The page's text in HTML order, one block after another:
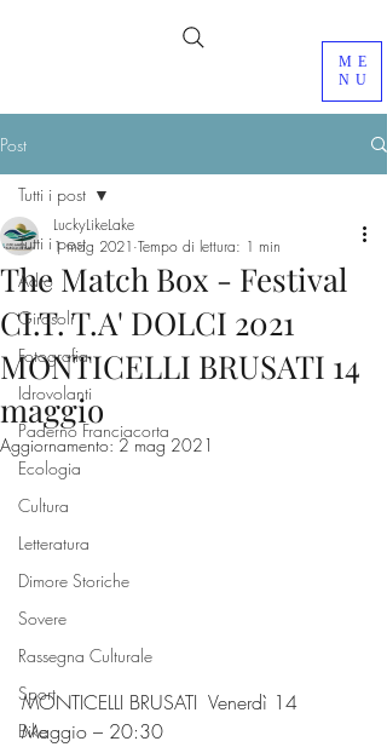
ME
NU
Post
Tutti i post
Adro
Girasoli
Fotografia
Idrovolanti
Paderno Franciacorta
Ecologia
Cultura
Letteratura
Dimore Storiche
Sovere
Rassegna Culturale
Sport
Bike
Tutti i post
The Match Box - Festival
CI.T. T.A' DOLCI 2021
MONTICELLI BRUSATI 14
maggio
LuckyLikeLake
1 mag 2021 Tempo di lettura: 1 min
Aggiornamento:2 mag 2021
MONTICELLI BRUSATI  Venerdì 14
Maggio – 20:30